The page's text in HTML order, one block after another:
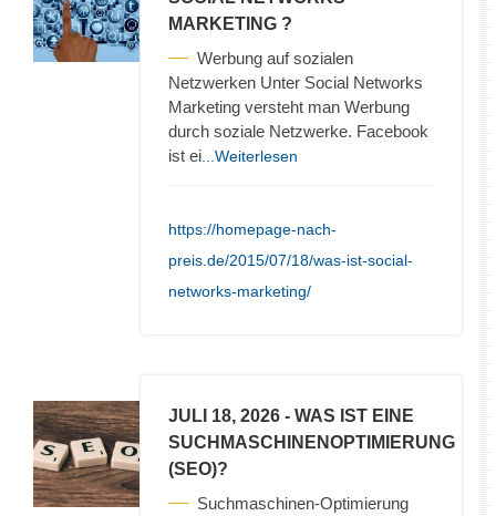
MARKETING ?
Werbung auf sozialen
Netzwerken Unter Social Networks
Marketing versteht man Werbung
durch soziale Netzwerke. Facebook
ist ei ...Weiterlesen
https://homepage-nach-
preis.de/2015/07/18/was-ist-social-
networks-marketing/
JULI 18, 2026 - WAS IST EINE
SUCHMASCHINENOPTIMIERUNG
(SEO)?
Suchmaschinen-Optimierung